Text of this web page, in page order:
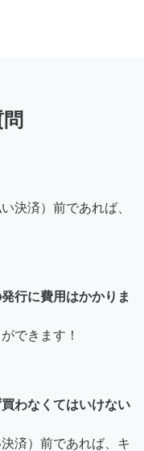
決済）前であれば、
行に費用はかかりま
できます！
わなくてはいけない
済）前であれば、キ